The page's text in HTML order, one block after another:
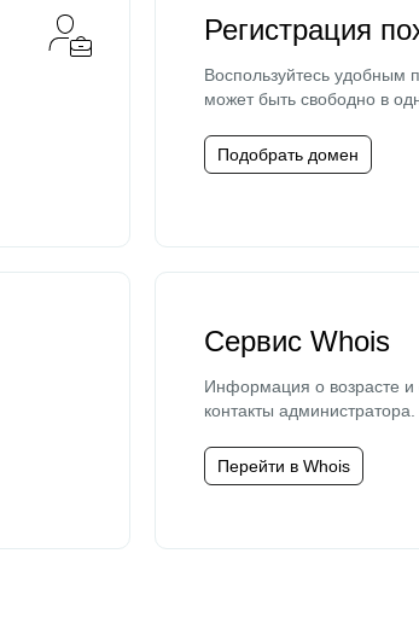
Регистрация
Воспользуйтесь
может быть свободно в
Подобрать домен
Сервис Whois
Информация о возрасте и
контакты администратора.
Перейти в Whois